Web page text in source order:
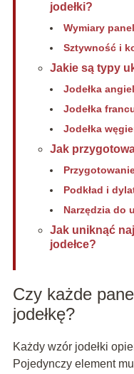
jodełki?
Wymiary
Sztywność i
Jakie są typy
Jodełka
Jodełka
Jodełka
Jak
Podkład i
Narzędzia do
Jak uniknąć
jodełce?
Czy każde
jodełkę?
Każdy wzór jodełki
Pojedynczy element